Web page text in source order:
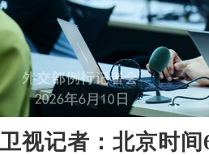
视记者：北京时